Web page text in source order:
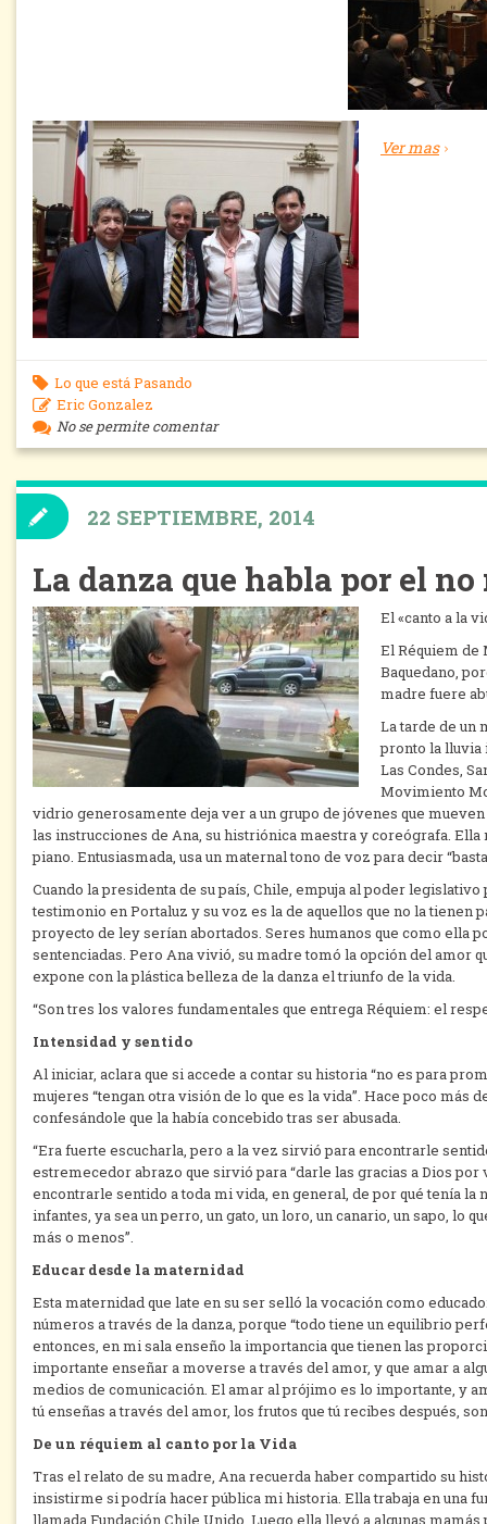
Ver mas
Lo que está Pasando
Eric Gonzalez
No se permite comentar
La danza que habla por el
El «canto a la
El Réquiem de
Baquedano,
madre fuere
La tarde de un
pronto la lluvia
Las Condes,
Movimiento
vidrio generosamente deja ver a un grupo de jóvenes que
las instrucciones de Ana, su histriónica maestra y coreógrafa.
piano. Entusiasmada, usa un maternal tono de voz para decir
Cuando la presidenta de su país, Chile, empuja al poder
testimonio en Portaluz y su voz es la de aquellos que no la
proyecto de ley serían abortados. Seres humanos que como ella
sentenciadas. Pero Ana vivió, su madre tomó la opción del amor
expone con la plástica belleza de la danza el triunfo de la vida.
“Son tres los valores fundamentales que entrega Réquiem: el
Intensidad y sentido
Al iniciar, aclara que si accede a contar su historia “no es para
mujeres “tengan otra visión de lo que es la vida”. Hace poco más
confesándole que la había concebido tras ser abusada.
“Era fuerte escucharla, pero a la vez sirvió para encontrarle
estremecedor abrazo que sirvió para “darle las gracias a Dios
encontrarle sentido a toda mi vida, en general, de por qué tenía
infantes, ya sea un perro, un gato, un loro, un canario, un sapo, lo
más o menos”.
Educar desde la maternidad
Esta maternidad que late en su ser selló la vocación como
números a través de la danza, porque “todo tiene un equilibrio
entonces, en mi sala enseño la importancia que tienen las
importante enseñar a moverse a través del amor, y que amar a
medios de comunicación. El amar al prójimo es lo importante, y
tú enseñas a través del amor, los frutos que tú recibes después,
De un réquiem al canto por la Vida
Tras el relato de su madre, Ana recuerda haber compartido su
insistirme si podría hacer pública mi historia. Ella trabaja en una
llamada Fundación Chile Unido. Luego ella llevó a algunas
22 SEPTIEMBRE, 2014